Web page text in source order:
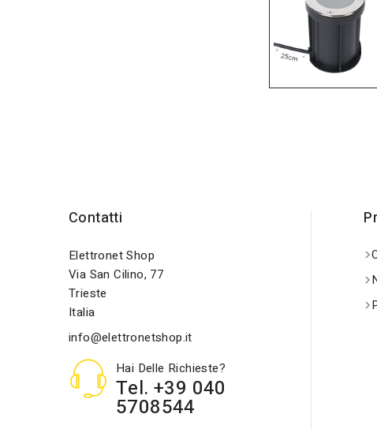
Contatti
Elettronet Shop
Via San Cilino, 77
Trieste
Italia
info@elettronetshop.it
Hai Delle Richieste?
Tel. +39 040
5708544